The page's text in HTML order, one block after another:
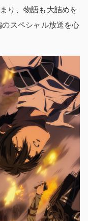
り、物語も大詰めを
スペシャル放送を心